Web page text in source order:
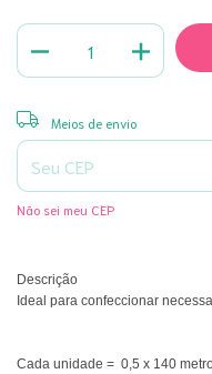
Entregas para o CEP:
Meios de envio
Não sei meu CEP
Descrição
Ideal para confeccionar
Cada unidade =  0,5 x 140